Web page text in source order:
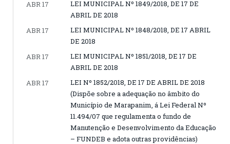
ABR 17
LEI MUNICIPAL Nº 1849/2018, DE 17 DE
ABRIL DE 2018
ABR 17
LEI MUNICIPAL Nº 1848/2018, DE 17 ABRIL
DE 2018
ABR 17
LEI MUNICIPAL Nº 1851/2018, DE 17 DE
ABRIL DE 2018
ABR 17
LEI Nº 1852/2018, DE 17 DE ABRIL DE 2018
(Dispõe sobre a adequação no âmbito do
Município de Marapanim, á Lei Federal Nº
11.494/07 que regulamenta o fundo de
Manutenção e Desenvolvimento da Educação
– FUNDEB e adota outras providências)